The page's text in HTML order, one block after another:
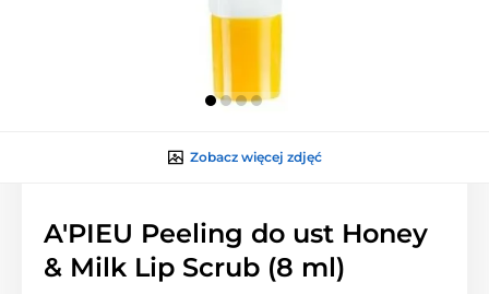
Zobacz więcej zdjęć
A'PIEU Peeling do ust Honey
& Milk Lip Scrub (8 ml)